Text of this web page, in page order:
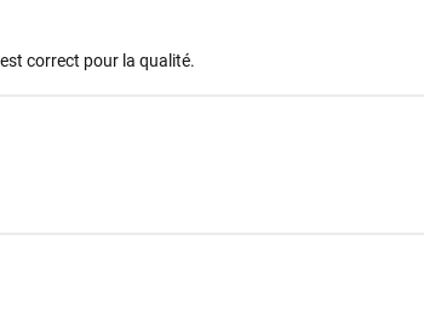
correct pour la qualité.